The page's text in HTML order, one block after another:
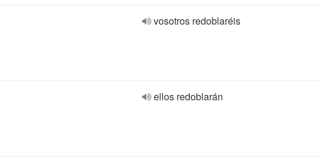
vosotros redoblaréis
ellos redoblarán